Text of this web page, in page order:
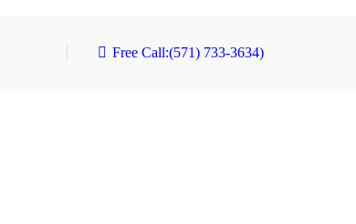
Free Call:(571) 733-3634)